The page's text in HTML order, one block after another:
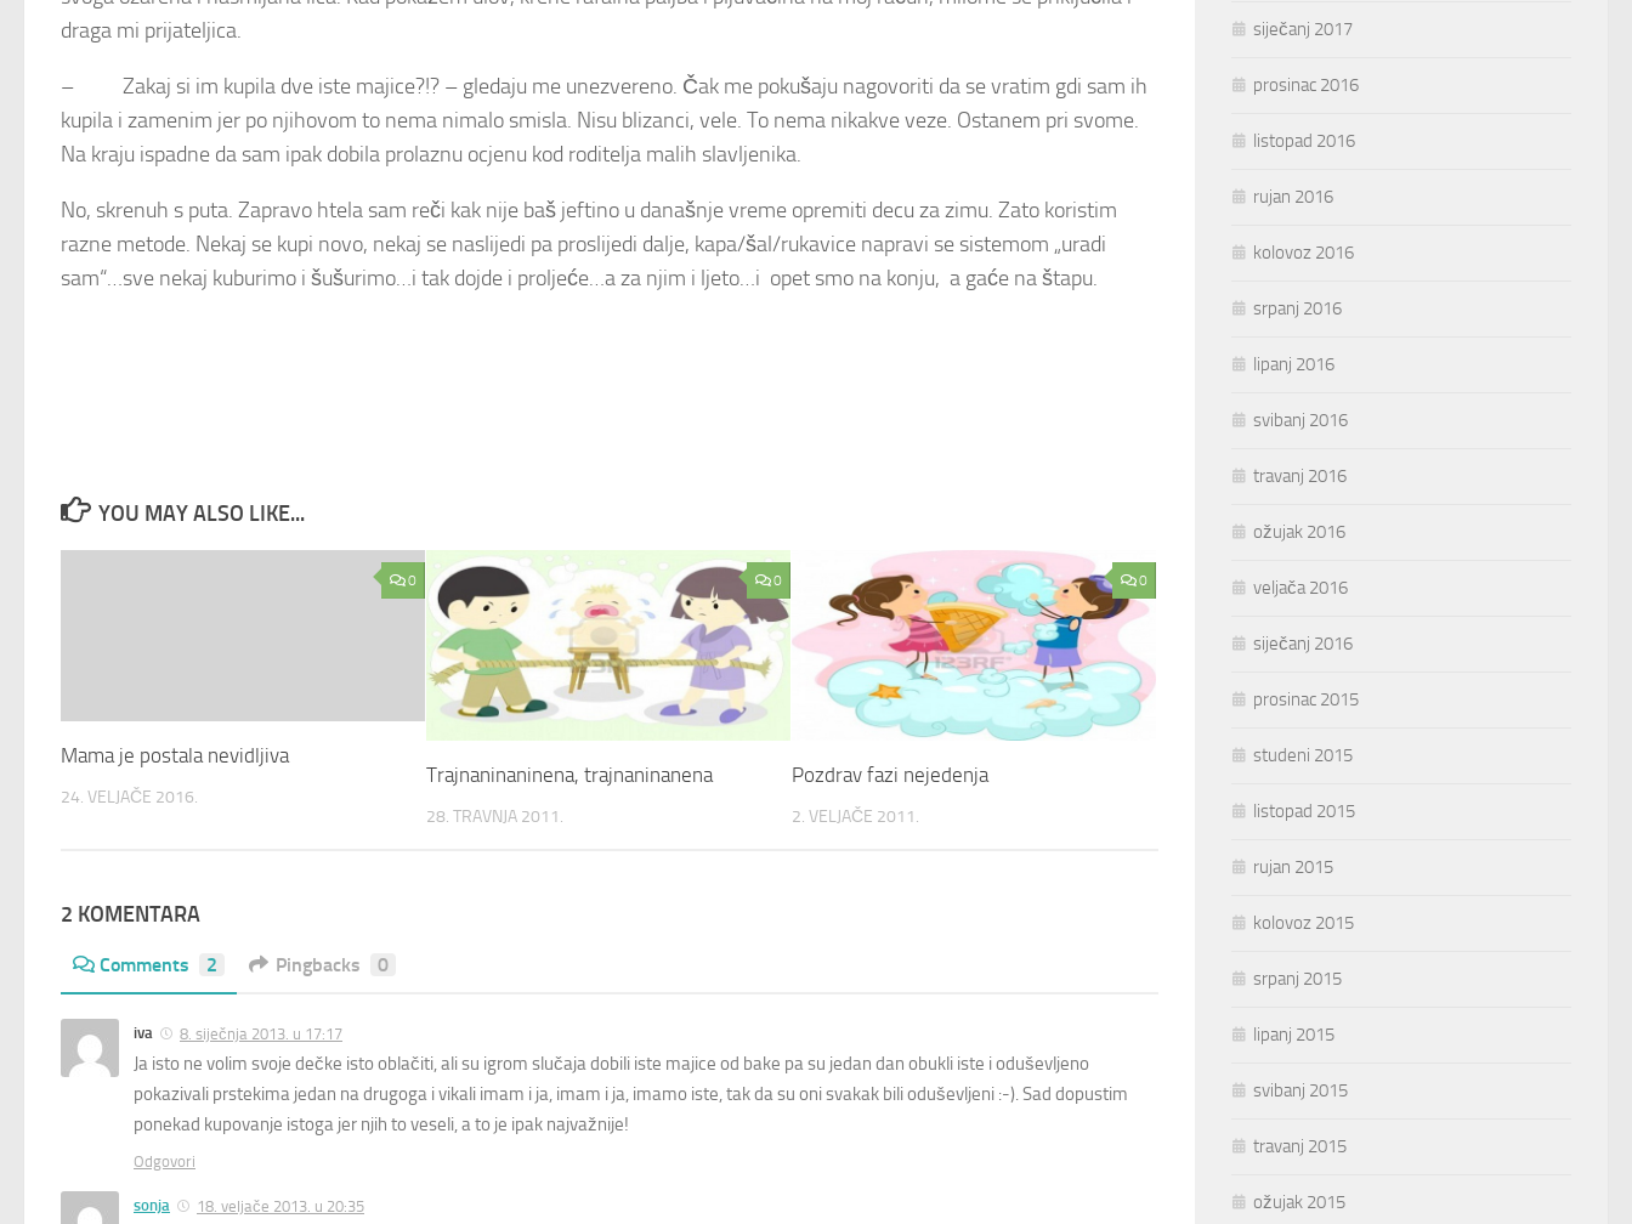
draga mi prijateljica.
– Zakaj si im kupila dve iste majice?!? – gledaju me unezvereno. Čak me pokušaju nagovoriti da se vratim gdi sam ih
kupila i zamenim jer po njihovom to nema nimalo smisla. Nisu blizanci, vele. To nema nikakve veze. Ostanem pri svome.
Na kraju ispadne da sam ipak dobila prolaznu ocjenu kod roditelja malih slavljenika.
No, skrenuh s puta. Zapravo htela sam reči kak nije baš jeftino u današnje vreme opremiti decu za zimu. Zato koristim
razne metode. Nekaj se kupi novo, nekaj se naslijedi pa proslijedi dalje, kapa/šal/rukavice napravi se sistemom „uradi
sam“…sve nekaj kuburimo i šušurimo…i tak dojde i proljeće…a za njim i ljeto…i opet smo na konju, a gaće na štapu.
YOU MAY ALSO LIKE...
0
Mama je postala nevidljiva
24. VELJAČE 2016.
0
Trajnaninaninena, trajnaninanena
28. TRAVNJA 2011.
0
Pozdrav fazi nejedenja
2. VELJAČE 2011.
2 KOMENTARA
Comments 2 Pingbacks 0
iva 8. siječnja 2013. u 17:17
Ja isto ne volim svoje dečke isto oblačiti, ali su igrom slučaja dobili iste majice od bake pa su jedan dan obukli iste i oduševljeno
pokazivali prstekima jedan na drugoga i vikali imam i ja, imam i ja, imamo iste, tak da su oni svakak bili oduševljeni :-). Sad dopustim
ponekad kupovanje istoga jer njih to veseli, a to je ipak najvažnije!
Odgovori
sonja 18. veljače 2013. u 20:35
siječanj 2017
prosinac 2016
listopad 2016
rujan 2016
kolovoz 2016
srpanj 2016
lipanj 2016
svibanj 2016
travanj 2016
ožujak 2016
veljača 2016
siječanj 2016
prosinac 2015
studeni 2015
listopad 2015
rujan 2015
kolovoz 2015
srpanj 2015
lipanj 2015
svibanj 2015
travanj 2015
ožujak 2015